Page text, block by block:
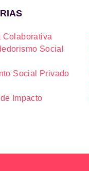
Colaborativa
Social
Social Privado
Impacto